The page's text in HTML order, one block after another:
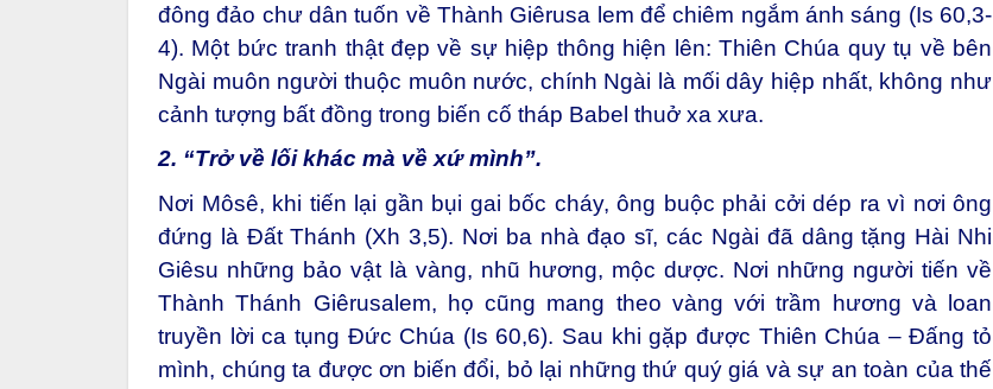
đông đảo chư dân tuốn về Thành Giêrusa lem để chiêm ngắm ánh sáng (Is 60,3-
4). Một bức tranh thật đẹp về sự hiệp thông hiện lên: Thiên Chúa quy tụ về bên
Ngài muôn người thuộc muôn nước, chính Ngài là mối dây hiệp nhất, không như
cảnh tượng bất đồng trong biến cố tháp Babel thuở xa xưa.
2. “Trở về lối khác mà về xứ mình”.
Nơi Môsê, khi tiến lại gần bụi gai bốc cháy, ông buộc phải cởi dép ra vì nơi ông
đứng là Đất Thánh (Xh 3,5). Nơi ba nhà đạo sĩ, các Ngài đã dâng tặng Hài Nhi
Giêsu những bảo vật là vàng, nhũ hương, mộc dược. Nơi những người tiến về
Thành Thánh Giêrusalem, họ cũng mang theo vàng với trầm hương và loan
truyền lời ca tụng Đức Chúa (Is 60,6). Sau khi gặp được Thiên Chúa – Đấng tỏ
mình, chúng ta được ơn biến đổi, bỏ lại những thứ quý giá và sự an toàn của thế